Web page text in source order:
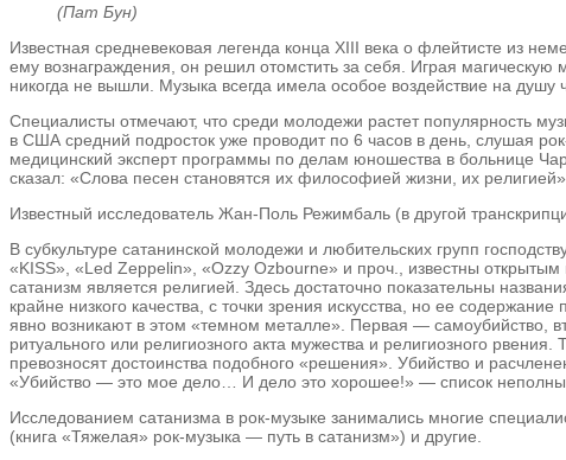
(Пат Бун)
Известная средневековая легенда конца XIII века о флейтисте из
ему вознаграждения, он решил отомстить за себя. Играя
никогда не вышли. Музыка всегда имела особое воздействие на душу
Специалисты отмечают, что среди молодежи растет популярность
в США средний подросток уже проводит по 6 часов в день, слушая
медицинский эксперт программы по делам юношества в больнице
сказал: «Слова песен становятся их философией жизни, их религией».
Известный исследователь Жан-Поль Режимбаль (в другой
В субкультуре сатанинской молодежи и любительских групп
«KISS», «Led Zeppelin», «Ozzy Ozbourne» и проч., известны
сатанизм является религией. Здесь достаточно показательны
крайне низкого качества, с точки зрения искусства, но ее
явно возникают в этом «темном металле». Первая — самоубийство,
ритуального или религиозного акта мужества и религиозного
превозносят достоинства подобного «решения». Убийство и
«Убийство — это мое дело… И дело это хорошее!» — список
Исследованием сатанизма в рок-музыке занимались многие
(книга «Тяжелая» рок-музыка — путь в сатанизм») и другие.